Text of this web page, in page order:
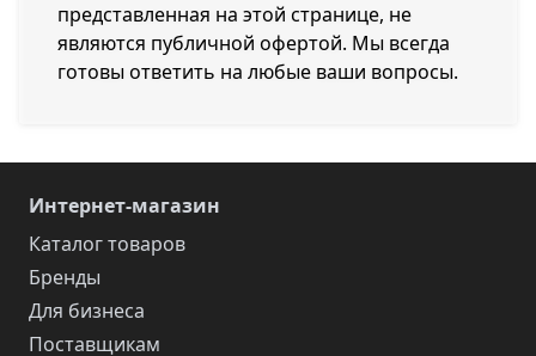
представленная на этой странице, не
являются публичной офертой. Мы всегда
готовы ответить на любые ваши вопросы.
Интернет-магазин
Каталог товаров
Бренды
Для бизнеса
Поставщикам